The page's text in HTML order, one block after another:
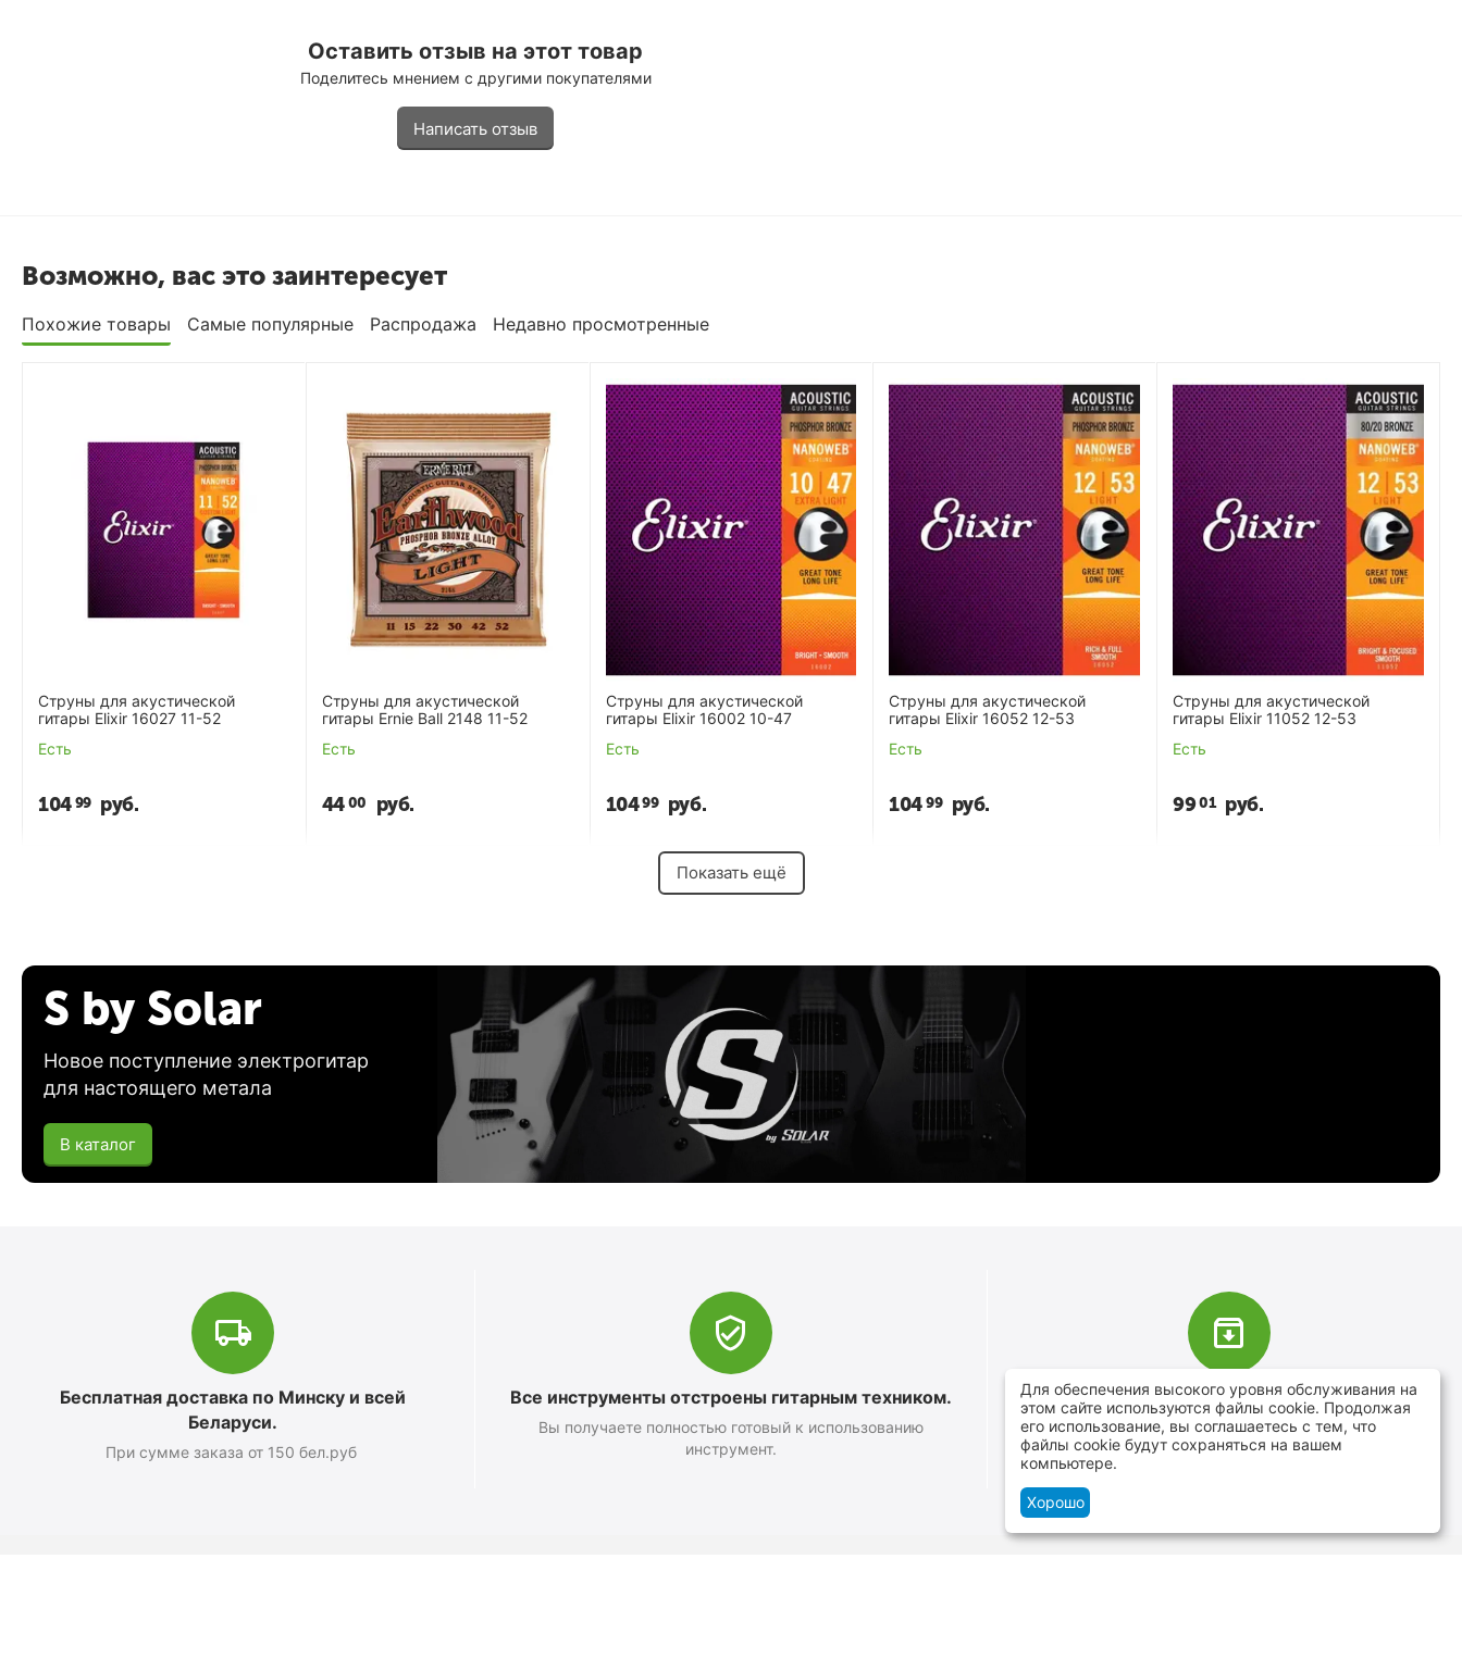
Оставить отзыв на этот товар
Поделитесь мнением с другими покупателями
Написать отзыв
Возможно, вас это заинтересует
Похожие товары Самые популярные Распродажа Недавно просмотренные
Струны для акустической
гитары Elixir 16027 11-52
Есть
10499 руб.
Струны для акустической
гитары Ernie Ball 2148 11-52
Есть
4400 руб.
Струны для акустической
гитары Elixir 16002 10-47
Есть
10499 руб.
Струны для акустической
гитары Elixir 16052 12-53
Есть
10499 руб.
Струны для акустической
гитары Elixir 11052 12-53
Есть
9901 руб.
Показать ещё
S by Solar
Новое поступление электрогитар
для настоящего метала
В каталог
Бесплатная доставка по Минску и всей
Беларуси.
При сумме заказа от 150 бел.руб
Все инструменты отстроены гитарным техником.
Вы получаете полностью готовый к использованию
инструмент.
В наличии более 4000 наименований
товаров
От расходников до сценического оборудования
Для обеспечения высокого уровня обслуживания на
этом сайте используются файлы cookie. Продолжая
его использование, вы соглашаетесь с тем, что
файлы cookie будут сохраняться на вашем
компьютере.
Хорошо